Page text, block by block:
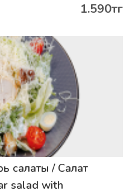
1.590тг
салаты / Салат
salad with